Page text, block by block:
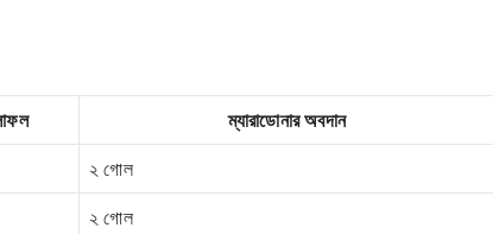
ম্যারাডোনার অবদান
২ গোল
২ গোল